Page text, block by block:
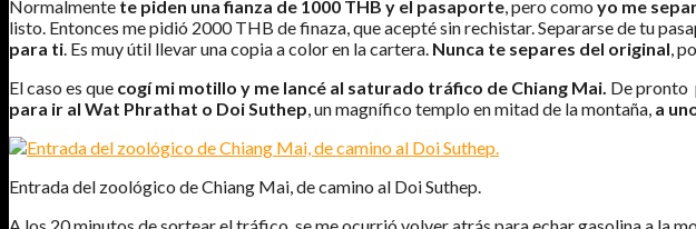
Normalmente te piden una fianza de 1000 THB y el pasaporte, pero como yo me
listo. Entonces me pidió 2000 THB de finaza, que acepté sin rechistar. Separarse de tu
para ti. Es muy útil llevar una copia a color en la cartera. Nunca te separes del original,
El caso es que cogí mi motillo y me lancé al saturado tráfico de Chiang Mai. De pronto
para ir al Wat Phrathat o Doi Suthep, un magnífico templo en mitad de la montaña, a
Entrada del zoológico de Chiang Mai, de camino al Doi Suthep.